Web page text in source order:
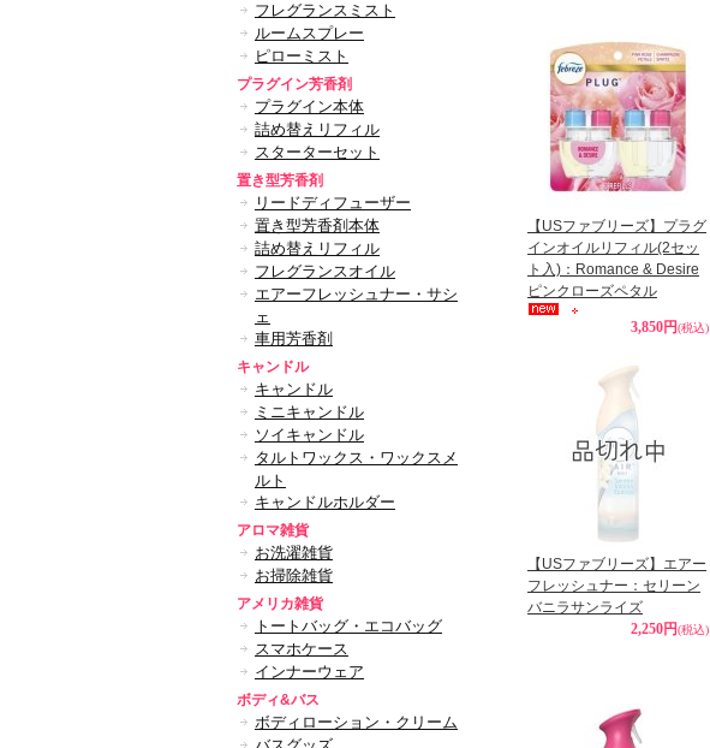
フレグランスミスト
ルームスプレー
ピローミスト
プラグイン芳香剤
プラグイン本体
詰め替えリフィル
スターターセット
置き型芳香剤
リードディフューザー
置き型芳香剤本体
詰め替えリフィル
フレグランスオイル
エアーフレッシュナー・サシ
ェ
車用芳香剤
キャンドル
キャンドル
ミニキャンドル
ソイキャンドル
タルトワックス・ワックスメ
ルト
キャンドルホルダー
アロマ雑貨
お洗濯雑貨
お掃除雑貨
アメリカ雑貨
トートバッグ・エコバッグ
スマホケース
インナーウェア
ボディ&バス
ボディローション・クリーム
【USファブリーズ】プラグ
インオイルリフィル(2セッ
ト入)：Romance & Desire
ピンクローズペタル
3,850円(税込)
【USファブリーズ】エアー
フレッシュナー：セリーン
バニラサンライズ
2,250円(税込)